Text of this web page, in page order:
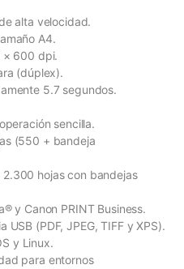
alta velocidad.
A4.
× 600 dpi.
(dúplex).
5.7 segundos.
sencilla.
(550 + bandeja
hojas con bandejas
y Canon PRINT Business.
(PDF, JPEG, TIFF y XPS).
y Linux.
para entornos